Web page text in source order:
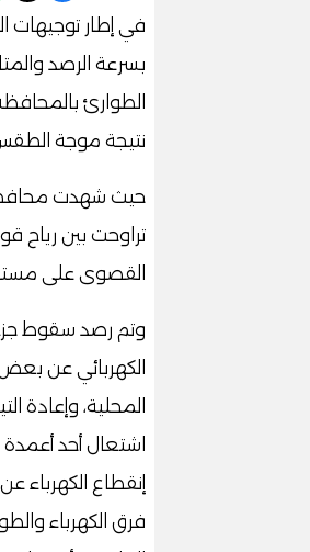
في إطار توجيهات
بسرعة الرصد
الطوارئ
نتيجة موجة
حيث شهدت محافظة
تراوحت بين رياح
القصوى على
وتم رصد سقوط جزء
الكهربائي عن
المحلية، وإعادة
اشتعال أحد أعمدة
إنقطاع الكهرباء
فرق الكهرباء